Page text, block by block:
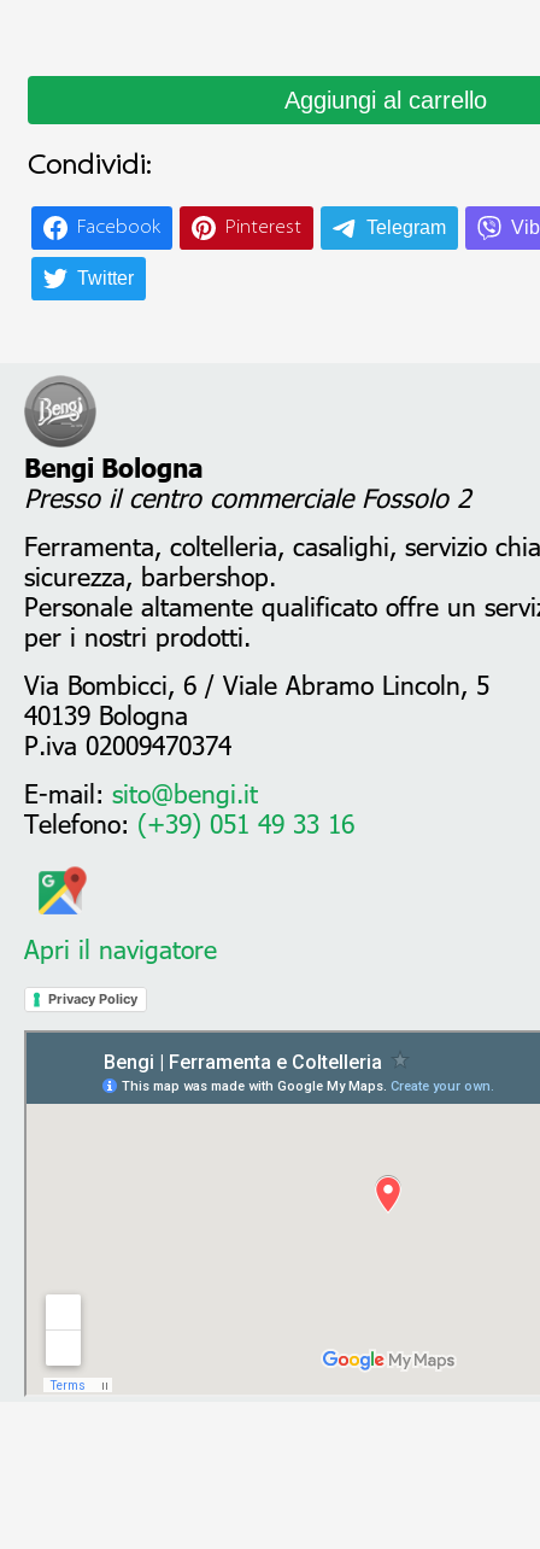
Condividi:
Facebook Pinterest Telegram
Twitter
Bengi Bologna
Presso il centro commerciale Fossolo 2
Ferramenta, coltelleria, casalighi, servizio
sicurezza, barbershop.
Personale altamente qualificato offre un
per i nostri prodotti.
Via Bombicci, 6 / Viale Abramo Lincoln, 5
40139 Bologna
P.iva 02009470374
E-mail: sito@bengi.it
Telefono: (+39) 051 49 33 16
Apri il navigatore
Privacy Policy